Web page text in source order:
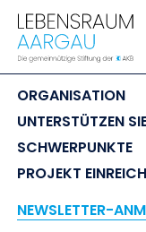
LEBENSRAUM
AARGAU
ORGANISATION
UNTERSTÜTZEN
SCHWERPUNKTE
PROJEKT
NEWSLETTER-